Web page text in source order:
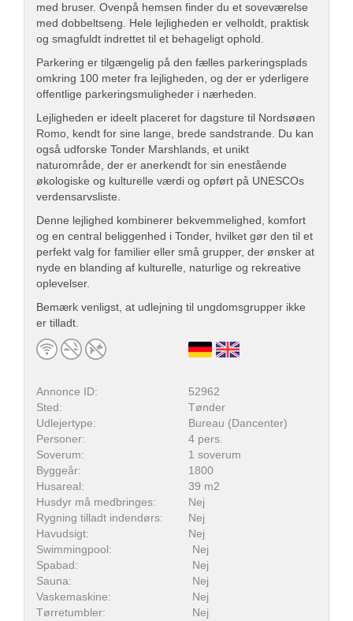
med bruser. Ovenpå hemsen finder du et soveværelse
med dobbeltseng. Hele lejligheden er velholdt, praktisk
og smagfuldt indrettet til et behageligt ophold.
Parkering er tilgængelig på den fælles parkeringsplads
omkring 100 meter fra lejligheden, og der er yderligere
offentlige parkeringsmuligheder i nærheden.
Lejligheden er ideelt placeret for dagsture til Nordsøøen
Romo, kendt for sine lange, brede sandstrande. Du kan
også udforske Tonder Marshlands, et unikt
naturområde, der er anerkendt for sin enestående
økologiske og kulturelle værdi og opført på UNESCOs
verdensarvsliste.
Denne lejlighed kombinerer bekvemmelighed, komfort
og en central beliggenhed i Tonder, hvilket gør den til et
perfekt valg for familier eller små grupper, der ønsker at
nyde en blanding af kulturelle, naturlige og rekreative
oplevelser.
Bemærk venligst, at udlejning til ungdomsgrupper ikke
er tilladt.
Annonce ID:
52962
Sted:
Tønder
Udlejertype:
Bureau (Dancenter)
Personer:
4 pers.
Soverum:
1 soverum
Byggeår:
1800
Husareal:
39 m2
Husdyr må medbringes:
Nej
Rygning tilladt indendørs:
Nej
Havudsigt:
Nej
Swimmingpool:
Nej
Spabad:
Nej
Sauna:
Nej
Vaskemaskine:
Nej
Tørretumbler:
Nej